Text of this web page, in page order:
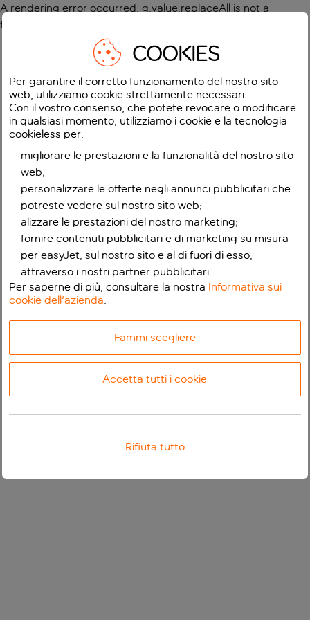
A rendering error occurred: g.value.replaceAll is not a
function
COOKIES
Per garantire il corretto funzionamento del nostro sito
web, utilizziamo cookie strettamente necessari.
Con il vostro consenso, che potete revocare o modificare
in qualsiasi momento, utilizziamo i cookie e la tecnologia
cookieless per:
migliorare le prestazioni e la funzionalità del nostro sito
web;
personalizzare le offerte negli annunci pubblicitari che
potreste vedere sul nostro sito web;
alizzare le prestazioni del nostro marketing;
fornire contenuti pubblicitari e di marketing su misura
per easyJet, sul nostro sito e al di fuori di esso,
attraverso i nostri partner pubblicitari.
Per saperne di più, consultare la nostra Informativa sui
cookie dell'azienda.
Fammi scegliere
Accetta tutti i cookie
Rifiuta tutto